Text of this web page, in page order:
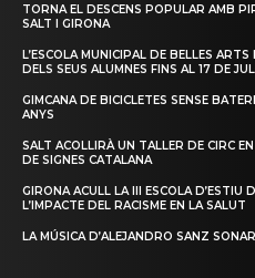
TORNA EL DESCENS POPULAR AMB
SALT I GIRONA
L’ESCOLA MUNICIPAL DE BELLES
DELS SEUS ALUMNES FINS AL 17 DE
GIMCANA DE BICICLETES SENSE
ANYS
SALT ACOLLIRÀ UN TALLER DE CIRC
DE SIGNES CATALANA
GIRONA ACULL LA III ESCOLA D’ESTIU
L’IMPACTE DEL RACISME EN LA SALUT
LA MÚSICA D’ALEJANDRO SANZ